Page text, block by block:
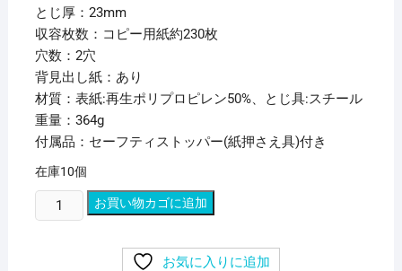
とじ厚：23mm
収容枚数：コピー用紙約230枚
穴数：2穴
背見出し紙：あり
材質：表紙:再生ポリプロピレン50%、とじ具:スチール
重量：364g
付属品：セーフティストッパー(紙押さえ具)付き
在庫10個
と
お買い物カゴに追加
お気に入りに追加